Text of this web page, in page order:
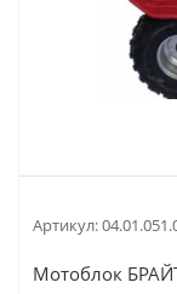
Артикул:
Мотоблок